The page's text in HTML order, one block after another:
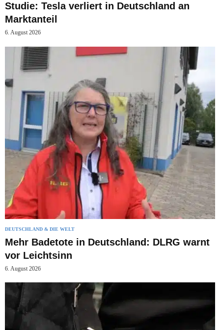
Studie: Tesla verliert in Deutschland an
Marktanteil
6. August 2026
DEUTSCHLAND & DIE WELT
Mehr Badetote in Deutschland: DLRG warnt
vor Leichtsinn
6. August 2026